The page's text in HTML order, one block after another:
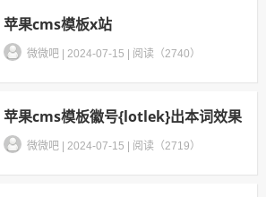
苹果cms模板x站
微微吧 2024-07-15 阅读（2740）
苹果cms模板徽号{lotlek}出本词效果
微微吧 2024-07-15 阅读（2719）